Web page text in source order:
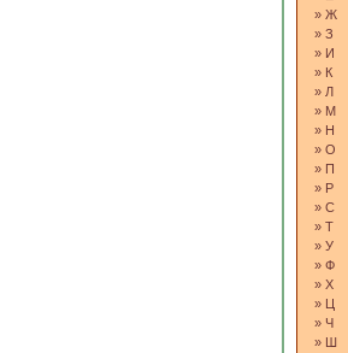
» Ж
» З
» И
» К
» Л
» М
» Н
» О
» П
» Р
» С
» Т
» У
» Ф
» Х
»
» Ч
»